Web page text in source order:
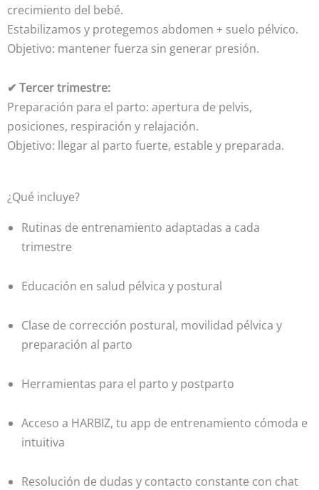
crecimiento del bebé.
Estabilizamos y protegemos abdomen + suelo pélvico.
Objetivo: mantener fuerza sin generar presión.
✔ Tercer trimestre:
Preparación para el parto: apertura de pelvis,
posiciones, respiración y relajación.
Objetivo: llegar al parto fuerte, estable y preparada.
¿Qué incluye?
Rutinas de entrenamiento adaptadas a cada
trimestre
Educación en salud pélvica y postural
Clase de corrección postural, movilidad pélvica y
preparación al parto
Herramientas para el parto y postparto
Acceso a HARBIZ, tu app de entrenamiento cómoda e
intuitiva
Resolución de dudas y contacto constante con chat